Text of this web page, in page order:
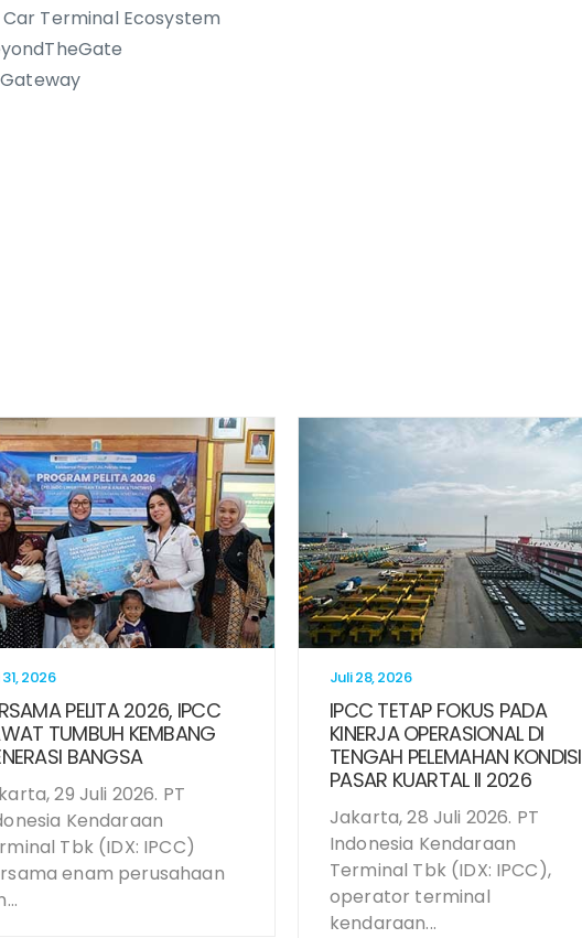
Terminal Ecosystem
2026
PELITA 2026, IPCC
TUMBUH KEMBANG
BANGSA
29 Juli 2026. PT
Kendaraan
Tbk (IDX: IPCC)
enam perusahaan
Juli 28, 2026
IPCC TETAP FOKUS PADA
KINERJA OPERASIONAL DI
TENGAH PELEMAHAN KONDISI
PASAR KUARTAL II 2026
Jakarta, 28 Juli 2026. PT
Indonesia Kendaraan
Terminal Tbk (IDX: IPCC),
operator terminal
kendaraan...